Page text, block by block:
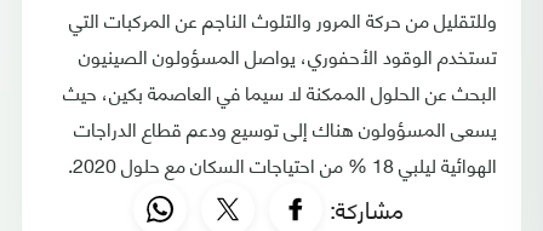
وللتقليل من حركة المرور والتلوث الناجم عن المركبات التي
تستخدم الوقود الأحفوري، يواصل المسؤولون الصينيون
البحث عن الحلول الممكنة لا سيما في العاصمة بكين، حيث
يسعى المسؤولون هناك إلى توسيع ودعم قطاع الدراجات
الهوائية ليلبي 18 % من احتياجات السكان مع حلول 2020.
مشاركة: